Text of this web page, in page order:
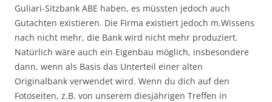
Guliari-Sitzbank ABE haben, es müssten jedoch auch
Gutachten existieren. Die Firma existiert jedoch m.Wissens
nach nicht mehr, die Bank wird nicht mehr produziert.
Natürlich wäre auch ein Eigenbau möglich, insbesondere
dann, wenn als Basis das Unterteil einer alten
Originalbank verwendet wird. Wenn du dich auf den
Fotoseiten, z.B. von unserem diesjährigen Treffen in